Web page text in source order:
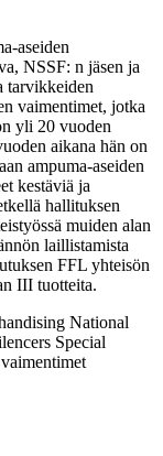
aseiden
NSSF: n jäsen ja
tarvikkeiden
vaimentimet, jotka
yli 20 vuoden
aikana hän on
ampuma-aseiden
kestäviä ja
hallituksen
muiden alan
laillistamista
FFL yhteisön
III tuotteita.
National
Special